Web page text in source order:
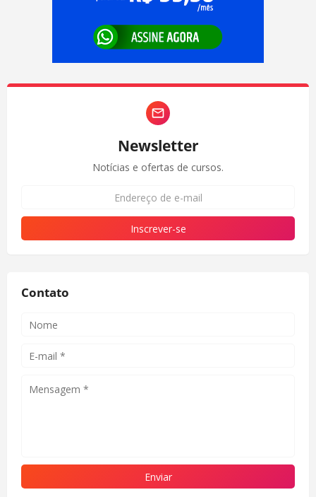
Newsletter
Notícias e ofertas de cursos.
Contato